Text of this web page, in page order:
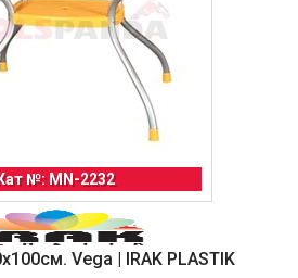
Кат №: MN-2232
Vega | IRAK PLASTIK